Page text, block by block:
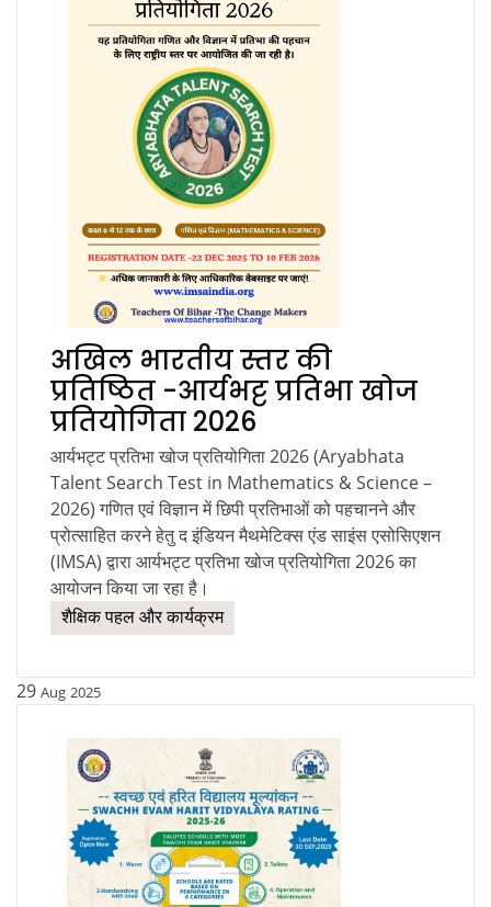
अखिल भारतीय स्तर की
प्रतिष्ठित -आर्यभट्ट प्रतिभा खोज
प्रतियोगिता 2026
आर्यभट्ट प्रतिभा खोज प्रतियोगिता 2026 (Aryabhata
Talent Search Test in Mathematics & Science –
2026) गणित एवं विज्ञान में छिपी प्रतिभाओं को पहचानने और
प्रोत्साहित करने हेतु द इंडियन मैथमेटिक्स एंड साइंस एसोसिएशन
(IMSA) द्वारा आर्यभट्ट प्रतिभा खोज प्रतियोगिता 2026 का
आयोजन किया जा रहा है।
शैक्षिक पहल और कार्यक्रम
29 Aug 2025